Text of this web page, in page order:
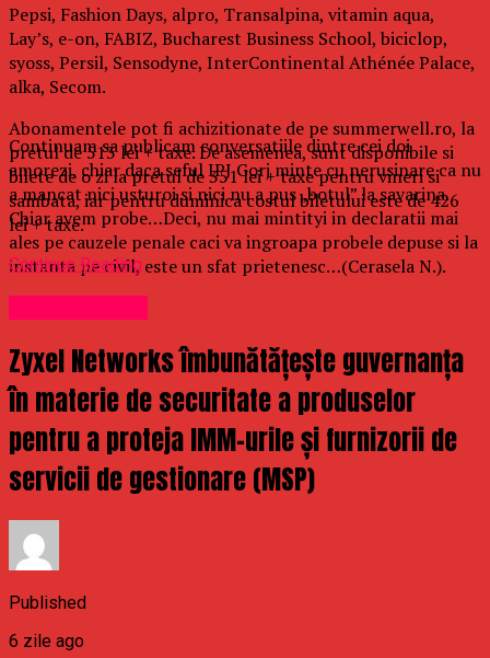
Continuam sa publicam conversatiile dintre cei doi
amorezi, chiar daca seful IPJ Gorj minte cu nerusinare ca nu
a mancat nici usturoi si nici nu a pus „botul” la savarina.
Chiar avem probe…Deci, nu mai mintityi in declaratii mai
ales pe cauzele penale caci va ingroapa probele depuse si la
instanta pe civil, este un sfat prietenesc…(Cerasela N.).
Pepsi, Fashion Days, alpro, Transalpina, vitamin aqua,
Lay’s, e-on, FABIZ, Bucharest Business School, biciclop,
syoss, Persil, Sensodyne, InterContinental Athénée Palace,
alka, Secom.
Abonamentele pot fi achizitionate de pe summerwell.ro, la
pretul de 513 lei + taxe. De asemenea, sunt disponibile si
bilete de o zi la pretul de 351 lei + taxe pentru vineri si
sambata, iar pentru duminica costul biletului este de 426
lei + taxe.
Continue Reading
Zyxel Networks îmbunătățește guvernanța
în materie de securitate a produselor
pentru a proteja IMM-urile și furnizorii de
servicii de gestionare (MSP)
Published
6 zile ago